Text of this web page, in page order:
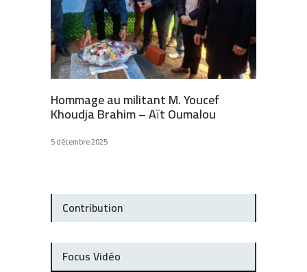
Hommage au militant M. Youcef
Khoudja Brahim – Aït Oumalou
5 décembre 2025
Contribution
Focus Vidéo